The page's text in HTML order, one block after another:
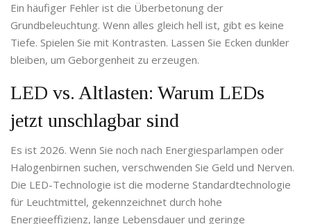
Ein häufiger Fehler ist die Überbetonung der
Grundbeleuchtung. Wenn alles gleich hell ist, gibt es keine
Tiefe. Spielen Sie mit Kontrasten. Lassen Sie Ecken dunkler
bleiben, um Geborgenheit zu erzeugen.
LED vs. Altlasten: Warum LEDs
jetzt unschlagbar sind
Es ist 2026. Wenn Sie noch nach Energiesparlampen oder
Halogenbirnen suchen, verschwenden Sie Geld und Nerven.
Die LED-Technologie ist die moderne Standardtechnologie
für Leuchtmittel, gekennzeichnet durch hohe
Energieeffizienz, lange Lebensdauer und geringe